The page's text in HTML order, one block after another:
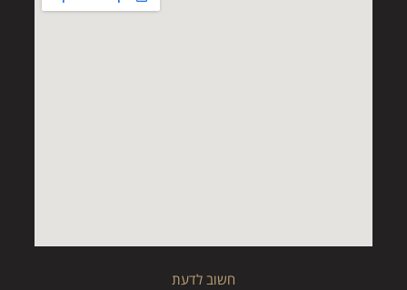
חשוב לדעת